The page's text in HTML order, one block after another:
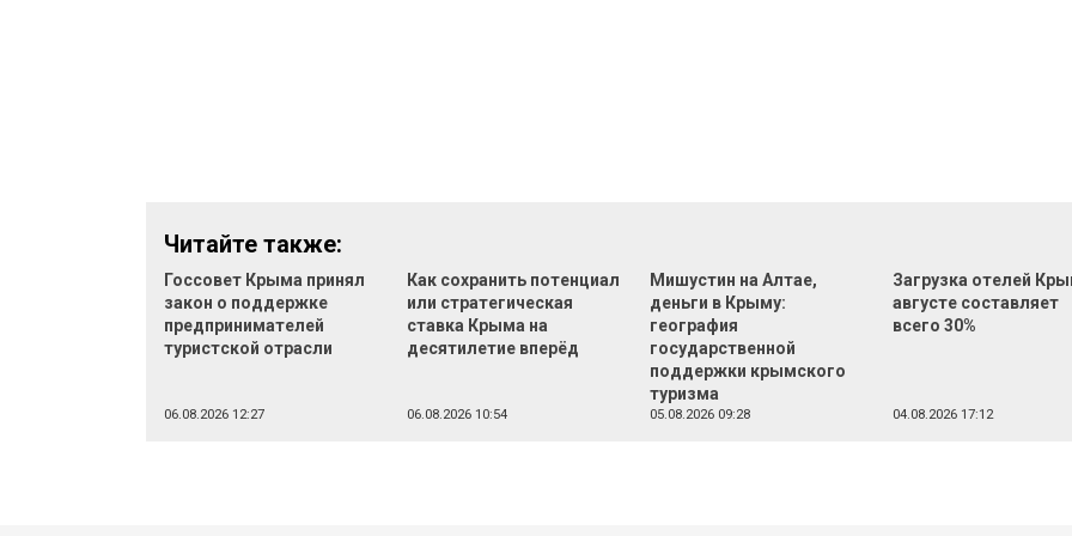
Читайте также:
Госсовет Крыма принял
закон о поддержке
предпринимателей
туристской отрасли
06.08.2026 12:27
Как сохранить потенциал
или стратегическая
ставка Крыма на
десятилетие вперёд
06.08.2026 10:54
Мишустин на Алтае,
деньги в Крыму:
география
государственной
поддержки крымского
туризма
05.08.2026 09:28
Загрузка отелей
августе составляет
всего 30%
04.08.2026 17:12